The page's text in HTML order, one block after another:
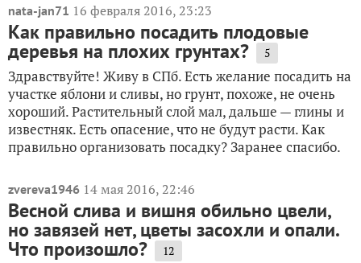
nata-jan71 16 февраля 2016, 23:23
Как правильно посадить плодовые
деревья на плохих грунтах? 5
Здравствуйте! Живу в СПб. Есть желание посадить на
участке яблони и сливы, но грунт, похоже, не очень
хороший. Растительный слой мал, дальше — глины и
известняк. Есть опасение, что не будут расти. Как
правильно организовать посадку? Заранее спасибо.
zvereva1946 14 мая 2016, 22:46
Весной слива и вишня обильно цвели,
но завязей нет, цветы засохли и опали.
Что произошло? 12